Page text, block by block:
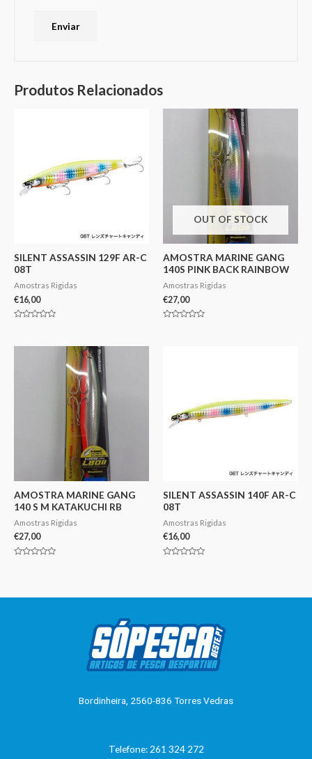
Produtos Relacionados
SILENT ASSASSIN 129F AR-C
08T
Amostras Rigidas
€16,00
5
OUT OF STOCK
AMOSTRA MARINE GANG
140S PINK BACK RAINBOW
Amostras Rigidas
€27,00
AMOSTRA MARINE GANG
140 S M KATAKUCHI RB
Amostras Rigidas
€27,00
SILENT ASSASSIN 140F AR-C
08T
Amostras Rigidas
€16,00
Bordinheira, 2560-836 Torres Vedras
Telefone: 261 324 272